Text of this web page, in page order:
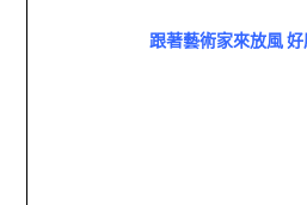
跟著藝術家來放風